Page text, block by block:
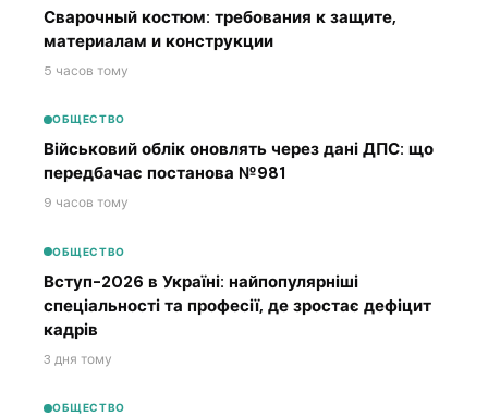
Сварочный костюм: требования к защите,
материалам и конструкции
5 часов тому
ОБЩЕСТВО
Військовий облік оновлять через дані ДПС: що
передбачає постанова №981
9 часов тому
ОБЩЕСТВО
Вступ-2026 в Україні: найпопулярніші
спеціальності та професії, де зростає дефіцит
кадрів
3 дня тому
ОБЩЕСТВО